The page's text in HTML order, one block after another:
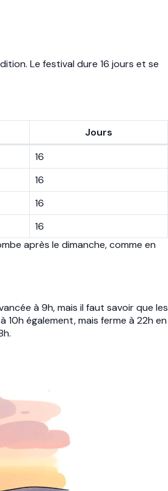
Le festival dure 16 jours et se
Jours
16
16
16
16
après le dimanche, comme en
à 9h, mais il faut savoir que les
également, mais ferme à 22h en